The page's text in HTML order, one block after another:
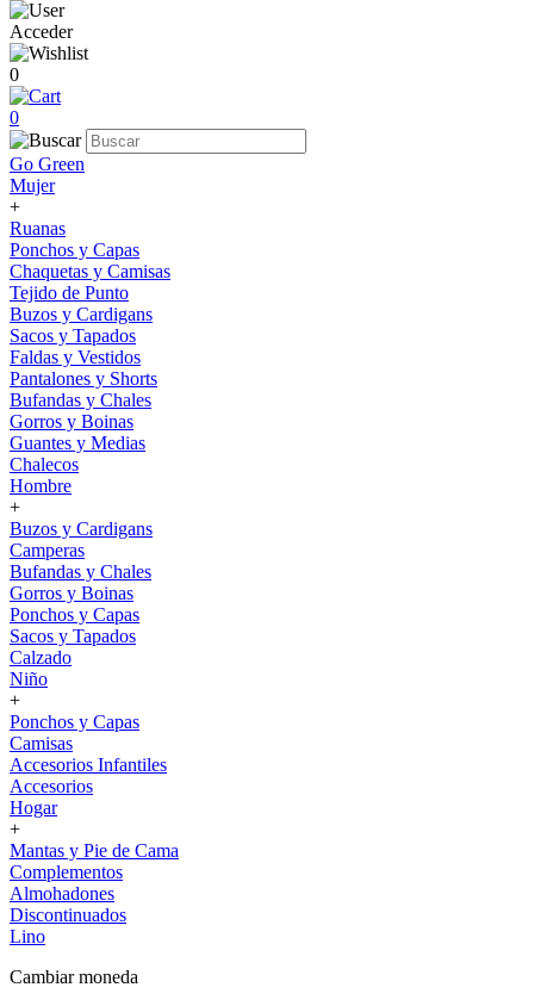
Acceder
0
0
Go Green
Mujer
+
Ruanas
Ponchos y Capas
Chaquetas y Camisas
Tejido de Punto
Buzos y Cardigans
Sacos y Tapados
Faldas y Vestidos
Pantalones y Shorts
Bufandas y Chales
Gorros y Boinas
Guantes y Medias
Chalecos
Hombre
+
Buzos y Cardigans
Camperas
Bufandas y Chales
Gorros y Boinas
Ponchos y Capas
Sacos y Tapados
Calzado
Niño
+
Ponchos y Capas
Camisas
Accesorios Infantiles
Accesorios
Hogar
+
Mantas y Pie de Cama
Complementos
Almohadones
Discontinuados
Lino
Cambiar moneda